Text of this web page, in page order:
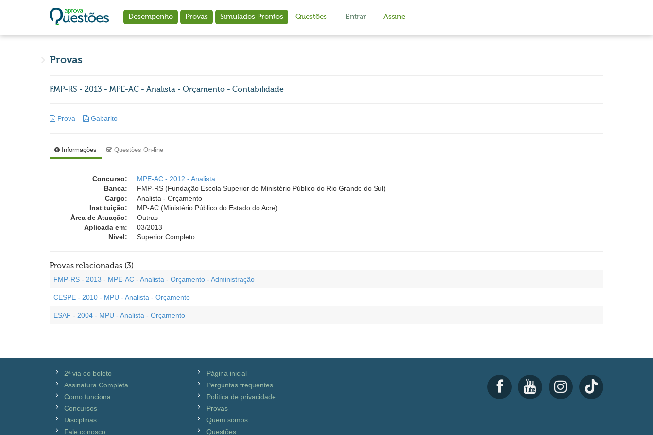
Desempenho Provas Simulados Prontos Questões Entrar Assine
Provas
FMP-RS - 2013 - MPE-AC - Analista - Orçamento - Contabilidade
Prova Gabarito
Informações Questões On-line
Concurso:
MPE-AC - 2012 - Analista
Banca:
FMP-RS (Fundação Escola Superior do Ministério Público do Rio Grande do Sul)
Cargo:
Analista - Orçamento
Instituição:
MP-AC (Ministério Público do Estado do Acre)
Área de Atuação:
Outras
Aplicada em:
03/2013
Nível:
Superior Completo
Provas relacionadas (3)
FMP-RS - 2013 - MPE-AC - Analista - Orçamento - Administração
CESPE - 2010 - MPU - Analista - Orçamento
ESAF - 2004 - MPU - Analista - Orçamento
2ª via do boleto
Assinatura Completa
Como funciona
Concursos
Disciplinas
Fale conosco
Página inicial
Perguntas frequentes
Política de privacidade
Provas
Quem somos
Questões